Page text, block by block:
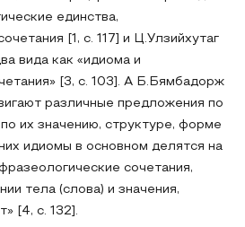
единства,
[1, с. 117] и Ц.Улзийхутаг
вида как «идиома и
[3, с. 103]. А Б.Бямбадорж
различные предложения по
их значению, структуре, форме
идиомы в основном делятся на
сочетания,
тела (слова) и значения,
[4, с. 132].